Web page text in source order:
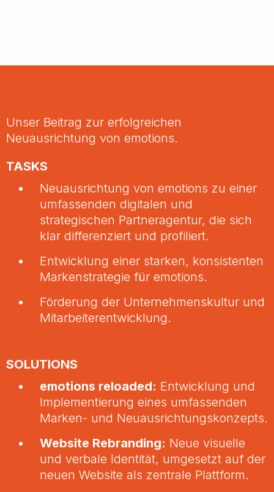
Unser Beitrag zur erfolgreichen
Neuausrichtung von emotions.
TASKS
Neuausrichtung von emotions zu einer
umfassenden digitalen und
strategischen Partneragentur, die sich
klar differenziert und profiliert.
Entwicklung einer starken, konsistenten
Markenstrategie für emotions.
Förderung der Unternehmenskultur und
Mitarbeiterentwicklung.
SOLUTIONS
emotions reloaded: Entwicklung und
Implementierung eines umfassenden
Marken- und Neuausrichtungskonzepts.
Website Rebranding: Neue visuelle
und verbale Identität, umgesetzt auf der
neuen Website als zentrale Plattform.